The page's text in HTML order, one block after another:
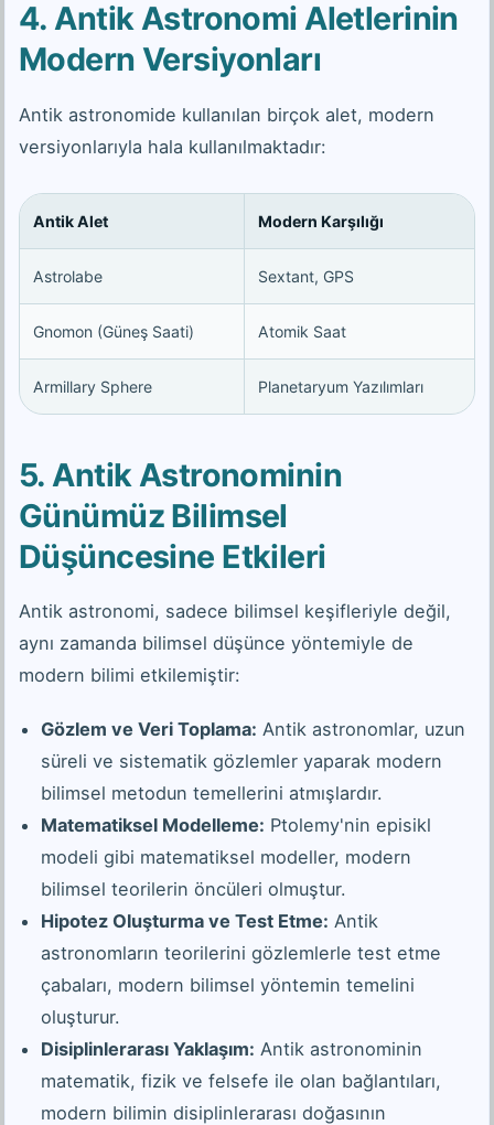
4. Antik Astronomi Aletlerinin
Modern Versiyonları
Antik astronomide kullanılan birçok alet, modern
versiyonlarıyla hala kullanılmaktadır:
Antik Alet Modern Karşılığı
Astrolabe Sextant, GPS
Gnomon (Güneş Saati) Atomik Saat
Armillary Sphere Planetaryum Yazılımları
5. Antik Astronominin
Günümüz Bilimsel
Düşüncesine Etkileri
Antik astronomi, sadece bilimsel keşifleriyle değil,
aynı zamanda bilimsel düşünce yöntemiyle de
modern bilimi etkilemiştir:
Gözlem ve Veri Toplama: Antik astronomlar, uzun
süreli ve sistematik gözlemler yaparak modern
bilimsel metodun temellerini atmışlardır.
Matematiksel Modelleme: Ptolemy'nin episikl
modeli gibi matematiksel modeller, modern
bilimsel teorilerin öncüleri olmuştur.
Hipotez Oluşturma ve Test Etme: Antik
astronomların teorilerini gözlemlerle test etme
çabaları, modern bilimsel yöntemin temelini
oluşturur.
Disiplinlerarası Yaklaşım: Antik astronominin
matematik, fizik ve felsefe ile olan bağlantıları,
modern bilimin disiplinlerarası doğasının